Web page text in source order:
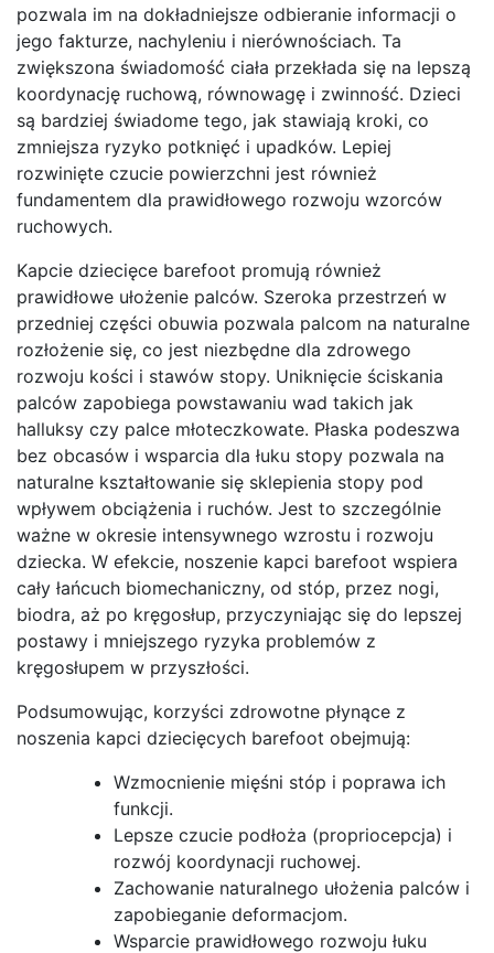
pozwala im na dokładniejsze odbieranie informacji o
jego fakturze, nachyleniu i nierównościach. Ta
zwiększona świadomość ciała przekłada się na lepszą
koordynację ruchową, równowagę i zwinność. Dzieci
są bardziej świadome tego, jak stawiają kroki, co
zmniejsza ryzyko potknięć i upadków. Lepiej
rozwinięte czucie powierzchni jest również
fundamentem dla prawidłowego rozwoju wzorców
ruchowych.
Kapcie dziecięce barefoot promują również
prawidłowe ułożenie palców. Szeroka przestrzeń w
przedniej części obuwia pozwala palcom na naturalne
rozłożenie się, co jest niezbędne dla zdrowego
rozwoju kości i stawów stopy. Uniknięcie ściskania
palców zapobiega powstawaniu wad takich jak
halluksy czy palce młoteczkowate. Płaska podeszwa
bez obcasów i wsparcia dla łuku stopy pozwala na
naturalne kształtowanie się sklepienia stopy pod
wpływem obciążenia i ruchów. Jest to szczególnie
ważne w okresie intensywnego wzrostu i rozwoju
dziecka. W efekcie, noszenie kapci barefoot wspiera
cały łańcuch biomechaniczny, od stóp, przez nogi,
biodra, aż po kręgosłup, przyczyniając się do lepszej
postawy i mniejszego ryzyka problemów z
kręgosłupem w przyszłości.
Podsumowując, korzyści zdrowotne płynące z
noszenia kapci dziecięcych barefoot obejmują:
Wzmocnienie mięśni stóp i poprawa ich
funkcji.
Lepsze czucie podłoża (propriocepcja) i
rozwój koordynacji ruchowej.
Zachowanie naturalnego ułożenia palców i
zapobieganie deformacjom.
Wsparcie prawidłowego rozwoju łuku